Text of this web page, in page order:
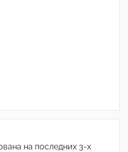
на последних 3-х